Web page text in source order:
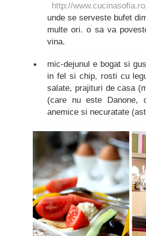
http://www.cucinasofia.ro
unde se serveste bufet
multe ori. o sa va
vina.
mic-dejunul e bogat si
in fel si chip, rosti cu
salate, prajituri de casa
(care nu este Danone,
anemice si necuratate